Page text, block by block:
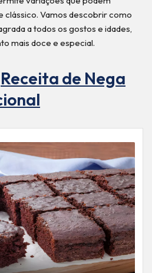
clássico. Vamos descobrir como
a todos os gostos e idades,
mais doce e especial.
Receita de Nega